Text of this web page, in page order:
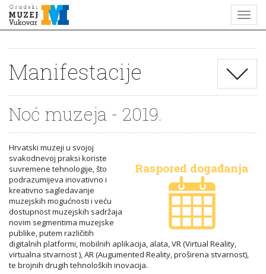
Manifestacije
Noć muzeja - 2019.
Raspored događanja
Hrvatski muzeji u svojoj
svakodnevoj praksi koriste
suvremene tehnologije, što
podrazumijeva inovativno i
kreativno sagledavanje
muzejskih mogućnosti i veću
dostupnost muzejskih sadržaja
novim segmentima muzejske
publike, putem različitih
digitalnih platformi, mobilnih aplikacija, alata, VR (Virtual Reality,
virtualna stvarnost ), AR (Augumented Reality, proširena stvarnost),
te brojnih drugih tehnoloških inovacija.